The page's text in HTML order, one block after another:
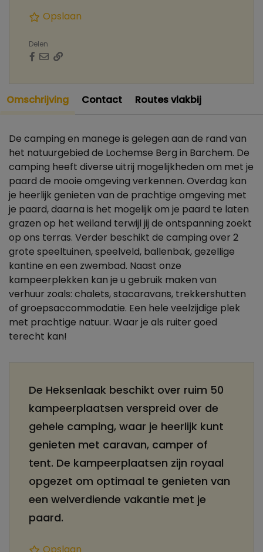
Opslaan
Delen
Omschrijving Contact Routes vlakbij
De camping en manege is gelegen aan de rand van
het natuurgebied de Lochemse Berg in Barchem. De
camping heeft diverse uitrij mogelijkheden om met je
paard de mooie omgeving verkennen. Overdag kan
je heerlijk genieten van de prachtige omgeving met
je paard, daarna is het mogelijk om je paard te laten
grazen op het weiland terwijl jij de ontspanning zoekt
op ons terras. Verder beschikt de camping over 2
grote speeltuinen, speelveld, ballenbak, gezellige
kantine en een zwembad. Naast onze
kampeerplekken kan je u gebruik maken van
verhuur zoals: chalets, stacaravans, trekkershutten
of groepsaccommodatie. Een hele veelzijdige plek
met prachtige natuur. Waar je als ruiter goed
terecht kan!
De Heksenlaak beschikt over ruim 50
kampeerplaatsen verspreid over de
gehele camping, waar je heerlijk kunt
genieten met caravan, camper of
tent. De kampeerplaatsen zijn royaal
opgezet om optimaal te genieten van
een welverdiende vakantie met je
paard.
Opslaan